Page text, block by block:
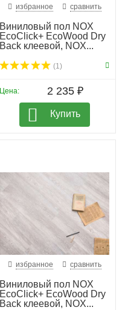
избранное сравнить
Виниловый пол NOX
EcoClick+ EcoWood Dry
Back клеевой, NOX...
(1)
Цена: 2 235 ₽
Купить
избранное сравнить
Виниловый пол NOX
EcoClick+ EcoWood Dry
Back клеевой, NOX...